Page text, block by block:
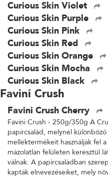
Curious Skin Violet
Curious Skin Purple
Curious Skin Pink
Curious Skin Red
Curious Skin Orange
Curious Skin Mocha
Curious Skin Black
Favini Crush
Favini Crush Cherry
Favini Crush - 250g/350g A
papírcsalád, melynél
melléktermékeit használják fel
mázolatlan felületen keresztül
válnak. A papírcsaládban
kapták elnevezéseiket, mely